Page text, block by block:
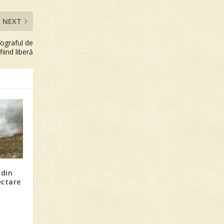
NEXT
de
liberă